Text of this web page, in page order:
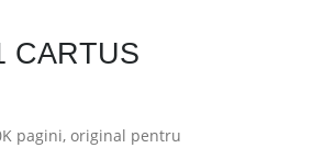
CARTUS
pagini, original pentru